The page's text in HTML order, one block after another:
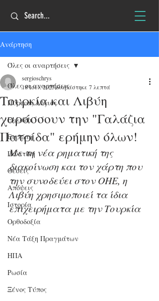
Ανάρτηση
Όλες οι αναρτήσεις
Πύρινος Λόγιος
Ελλάδα
Ευρώπη
Πολιτική
Θέσεις
Απόψεις
Ιστορία
Ορθοδοξία
Νέα Τάξη Πραγμάτων
ΗΠΑ
Ρωσία
Ξένος Τύπος
Όλες οι αναρτήσεις
Τουρκία και Λιβύη
χαράσσουν την "Γαλάζια
Πατρίδα" ερήμην όλων!
sergioschrys
18 Ιουλ 2025διαβάστηκε 7 λεπτά
Με τη νέα ρηματική της
διακοίνωση και τον χάρτη που
την συνοδεύει στον ΟΗΕ, η
Λιβύη χρησιμοποιεί τα ίδια
επιχειρήματα με την Τουρκία